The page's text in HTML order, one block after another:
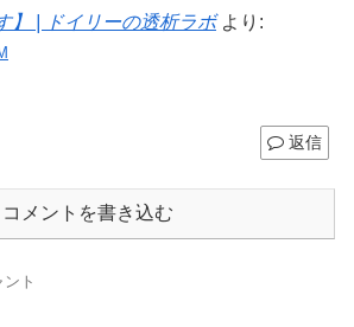
】 | ドイリーの透析ラボ より:
返信
コメントを書き込む
ント